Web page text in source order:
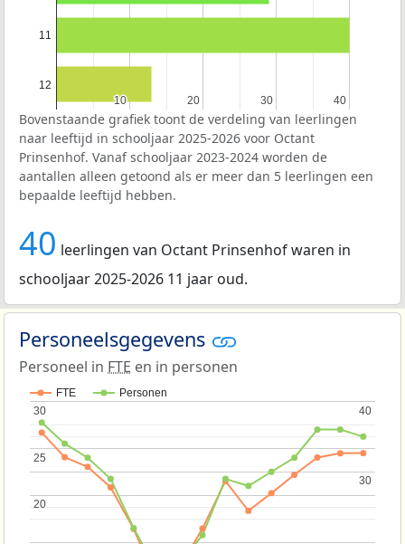
10
10 20
20 30
30 40
40
11
12
Bovenstaande grafiek toont de verdeling van leerlingen
naar leeftijd in schooljaar 2025-2026 voor Octant
Prinsenhof. Vanaf schooljaar 2023-2024 worden de
aantallen alleen getoond als er meer dan 5 leerlingen een
bepaalde leeftijd hebben.
40 leerlingen van Octant Prinsenhof waren in
schooljaar 2025-2026 11 jaar oud.
Personeelsgegevens
Personeel in FTE en in personen
FTE Personen
20
20
25
25
30
30
30
30
40
40